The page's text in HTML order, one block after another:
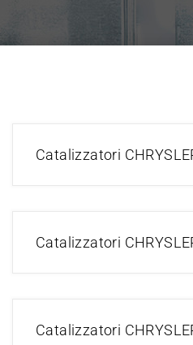
Catalizzatori
Catalizzatori
Catalizzatori